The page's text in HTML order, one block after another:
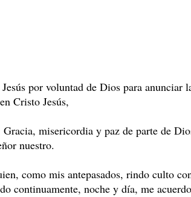
por voluntad de Dios para anunciar
Cristo Jesús,
misericordia y paz de parte de
nuestro.
como mis antepasados, rindo culto
continuamente, noche y día, me